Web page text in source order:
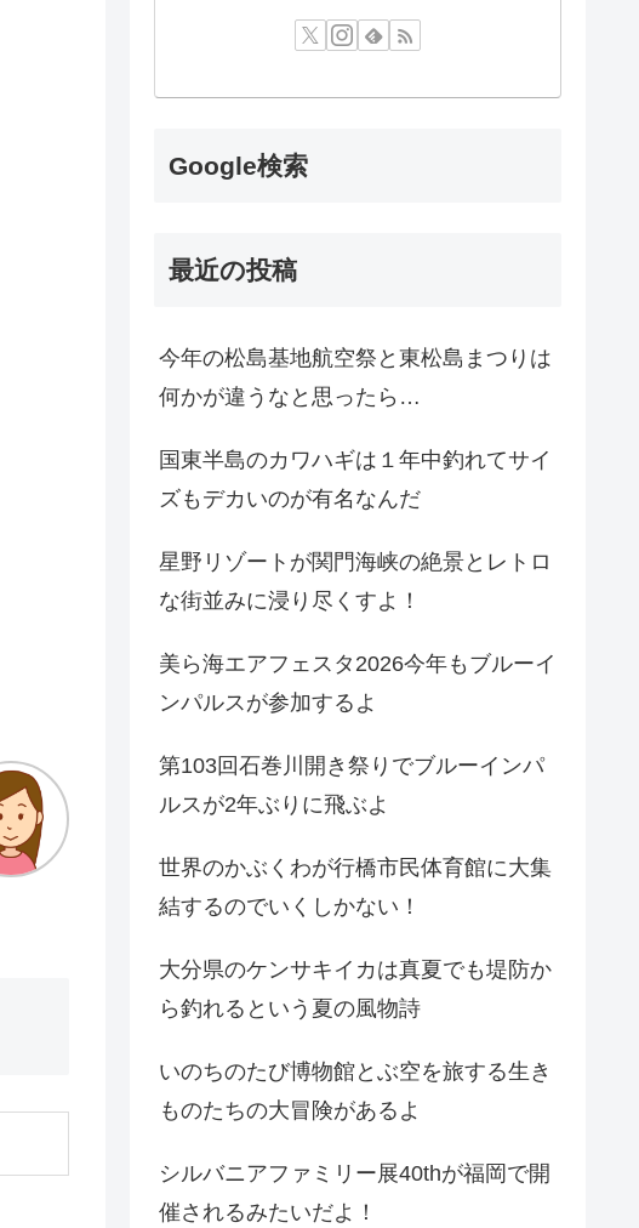
Google検索
最近の投稿
今年の松島基地航空祭と東松島まつりは
何かが違うなと思ったら…
国東半島のカワハギは１年中釣れてサイ
ズもデカいのが有名なんだ
星野リゾートが関門海峡の絶景とレトロ
な街並みに浸り尽くすよ！
美ら海エアフェスタ2026今年もブルーイ
ンパルスが参加するよ
第103回石巻川開き祭りでブルーインパ
ルスが2年ぶりに飛ぶよ
世界のかぶくわが行橋市民体育館に大集
結するのでいくしかない！
大分県のケンサキイカは真夏でも堤防か
ら釣れるという夏の風物詩
いのちのたび博物館とぶ空を旅する生き
ものたちの大冒険があるよ
シルバニアファミリー展40thが福岡で開
催されるみたいだよ！